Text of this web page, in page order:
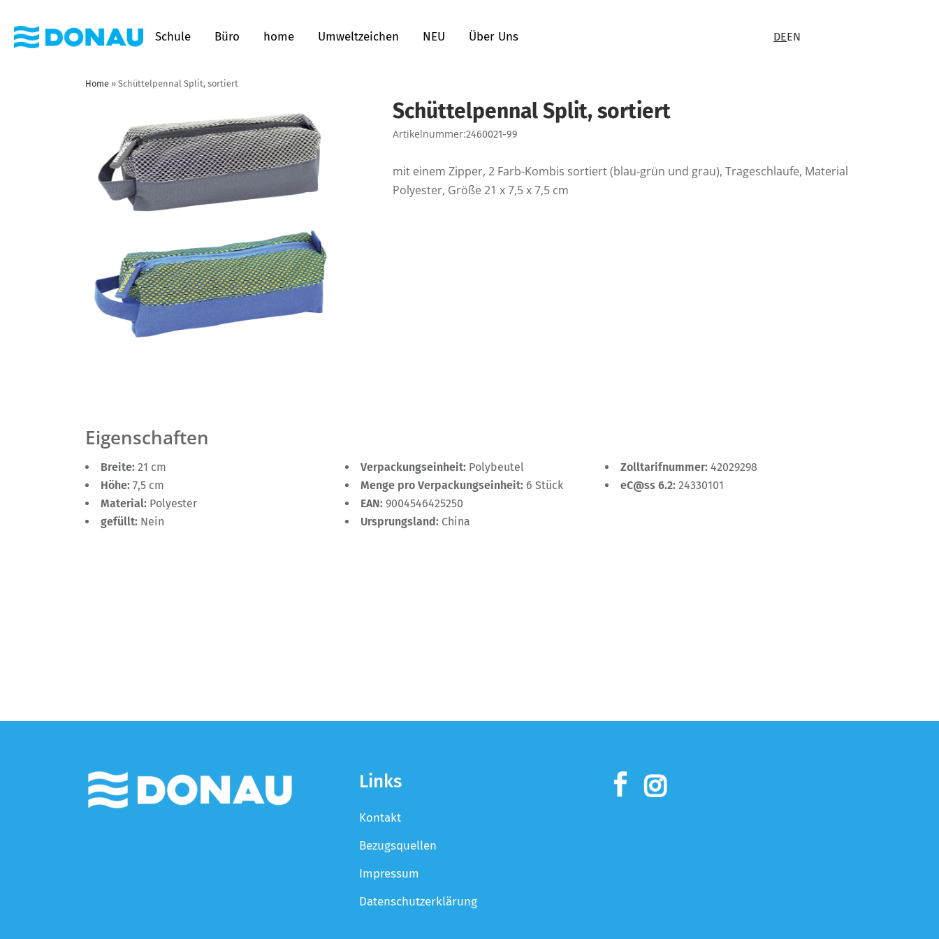
Schule Büro home Umweltzeichen NEU Über Uns DEEN
Home » Schüttelpennal Split, sortiert
Schüttelpennal Split, sortiert
Artikelnummer:2460021-99
mit einem Zipper, 2 Farb-Kombis sortiert (blau-grün und grau), Trageschlaufe, Material
Polyester, Größe 21 x 7,5 x 7,5 cm
Eigenschaften
Breite: 21 cm
Höhe: 7,5 cm
Material: Polyester
gefüllt: Nein
Verpackungseinheit: Polybeutel
Menge pro Verpackungseinheit: 6 Stück
EAN: 9004546425250
Ursprungsland: China
Zolltarifnummer: 42029298
eC@ss 6.2: 24330101
Links
Kontakt
Bezugsquellen
Impressum
Datenschutzerklärung